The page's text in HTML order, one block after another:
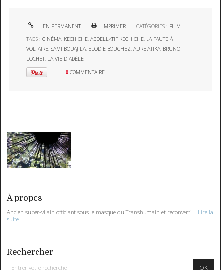
LIEN PERMANENT IMPRIMER CATÉGORIES : FILM
TAGS :CINÉMA, KECHICHE,ABDELLATIF KECHICHE, LA FAUTE À
VOLTAIRE,SAMI BOUAJILA, ELODIE BOUCHEZ,AURE ATIKA, BRUNO
LOCHET, LA VIE D'ADÈLE
0 COMMENTAIRE
À propos
Ancien super-vilain officiant sous le masque du Transhumain et reconverti...
Lire la
suite
Rechercher